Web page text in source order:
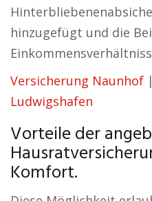
hinzugefügt und die
Versicherung Naunhof |
Ludwigshafen
Vorteile der
Komfort.